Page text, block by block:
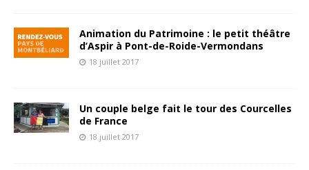
Animation du Patrimoine : le petit théâtre
d’Aspir à Pont-de-Roide-Vermondans
18 juillet 2017
Un couple belge fait le tour des Courcelles
de France
18 juillet 2017